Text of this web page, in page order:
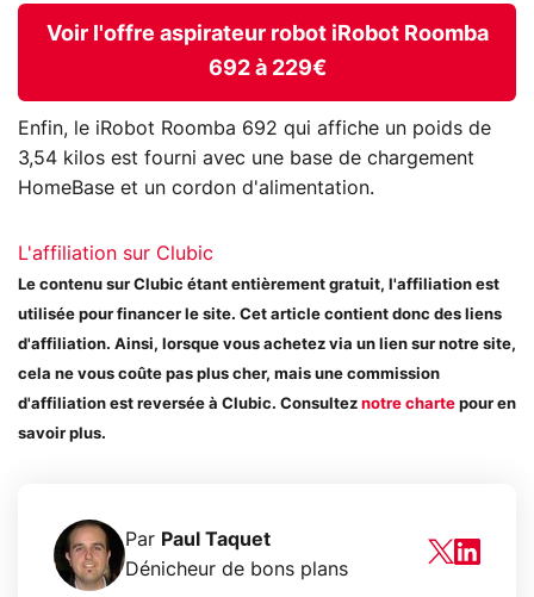
Voir l'offre aspirateur robot iRobot Roomba
692 à 229€
Enfin, le iRobot Roomba 692 qui affiche un poids de
3,54 kilos est fourni avec une base de chargement
HomeBase et un cordon d'alimentation.
L'affiliation sur Clubic
Le contenu sur Clubic étant entièrement gratuit, l'affiliation est
utilisée pour financer le site. Cet article contient donc des liens
d'affiliation. Ainsi, lorsque vous achetez via un lien sur notre site,
cela ne vous coûte pas plus cher, mais une commission
d'affiliation est reversée à Clubic. Consultez notre charte pour en
savoir plus.
Par Paul Taquet
Dénicheur de bons plans